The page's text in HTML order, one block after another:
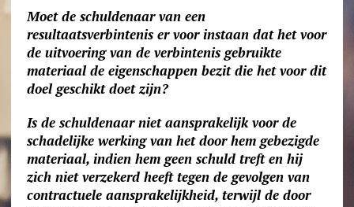
Moet de schuldenaar van een
resultaatsverbintenis er voor instaan dat het voor
de uitvoering van de verbintenis gebruikte
materiaal de eigenschappen bezit die het voor dit
doel geschikt doet zijn?
Is de schuldenaar niet aansprakelijk voor de
schadelijke werking van het door hem gebezigde
materiaal, indien hem geen schuld treft en hij
zich niet verzekerd heeft tegen de gevolgen van
contractuele aansprakelijkheid, terwijl de door